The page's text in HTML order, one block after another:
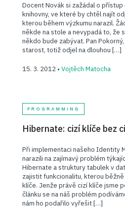
Docent Novák si zažádal o
knihovny, ve které by chtěl najít
kterou během výzkumu narazil.
někde na stole a nevypadá to, že
někdo bude zabývat. Pan
starost, totiž odjel na dlouhou […]
15. 3. 2012 • Vojtěch Matocha
PROGRAMMING
Hibernate: cizí klíče bez
Při implementaci našeho Identity
narazili na zajímavý problém
Hibernate a struktury tabulek v
zajistit funkcionalitu, kterou
klíče. Jenže právě cizí klíče jsme
článku se na náš problém
nám ho podařilo vyřešit […]